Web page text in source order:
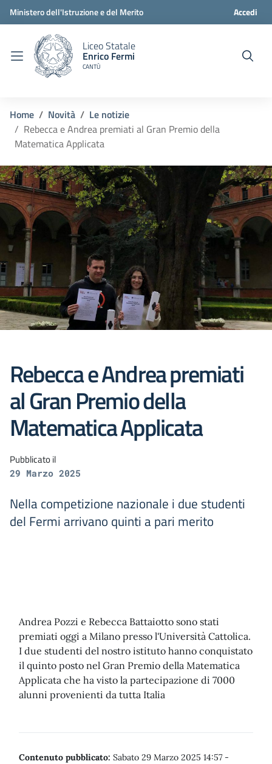
Ministero dell'Istruzione e del Merito Accedi
Liceo Statale
Enrico Fermi
CANTÙ
Home Novità
Le notizie
Rebecca e Andrea premiati al Gran Premio della
Matematica Applicata
Rebecca e Andrea premiati
al Gran Premio della
Matematica Applicata
Pubblicato il
29 Marzo 2025
Nella competizione nazionale i due studenti
del Fermi arrivano quinti a pari merito
Andrea Pozzi e Rebecca Battaiotto sono stati
premiati oggi a Milano presso l'Università Cattolica.
I due studenti del nostro istituto hanno conquistato
il quinto posto nel Gran Premio della Matematica
Applicata che ha visto la partecipazione di 7000
alunni provenienti da tutta Italia
Contenuto pubblicato: Sabato 29 Marzo 2025 14:57 -